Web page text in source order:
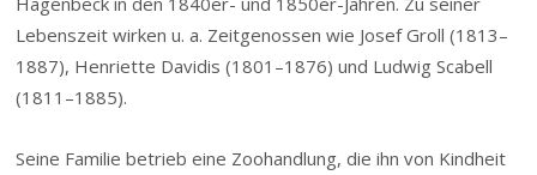
Lebenszeit wirken u. a. Zeitgenossen wie Josef Groll (1813–
1887), Henriette Davidis (1801–1876) und Ludwig Scabell
(1811–1885).
Seine Familie betrieb eine Zoohandlung, die ihn von Kindheit